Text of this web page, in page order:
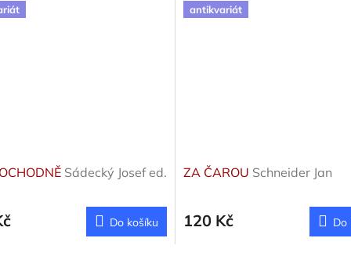
Sádecký Josef ed.
Do košíku
antikvariát
ZA ČAROU Schneider Jan
120 Kč Do